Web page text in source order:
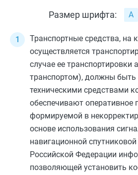
Размер шрифта:
Транспортные средства, на
осуществляется
случае ее
транспортом), должны
техническими средствами
обеспечивают оперативное
формируемой в
основе использования
навигационной
Российской Федерации
позволяющей установить